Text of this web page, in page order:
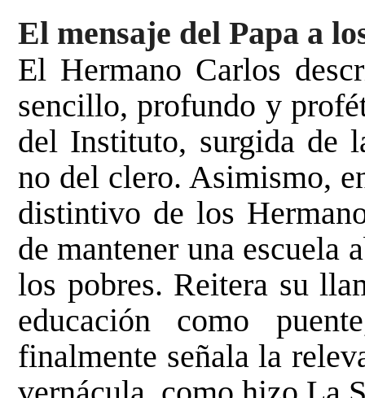
El mensaje del Papa a
El Hermano Carlos
sencillo, profundo y
del Instituto, surgida de
no del clero. Asimismo,
distintivo de los
de mantener una
los pobres. Reitera su
educación como
finalmente señala la